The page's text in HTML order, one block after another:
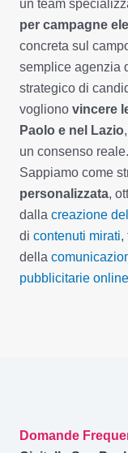
un team
per campagne
concreta sul
semplice agenzia
strategico di
vogliono vincere
Paolo e nel Lazio
un consenso reale.
Sappiamo come
personalizzata,
dalla creazione
di contenuti mirati,
della
pubblicitarie online
Domande